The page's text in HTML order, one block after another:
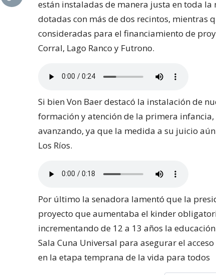
están instaladas de manera justa en toda la
dotadas con más de dos recintos, mientras
consideradas para el financiamiento de
Corral, Lago Ranco y Futrono.
Si bien Von Baer destacó la instalación de
formación y atención de la primera
avanzando, ya que la medida a su juicio
Los Ríos.
Por último la senadora lamentó que la
proyecto que aumentaba el kinder
incrementando de 12 a 13 años la
Sala Cuna Universal para asegurar el
en la etapa temprana de la vida para todos